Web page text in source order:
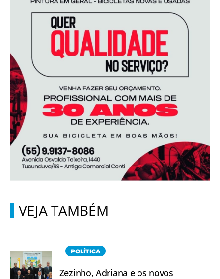
VEJA TAMBÉM
POLÍTICA
Zezinho, Adriana e os novos